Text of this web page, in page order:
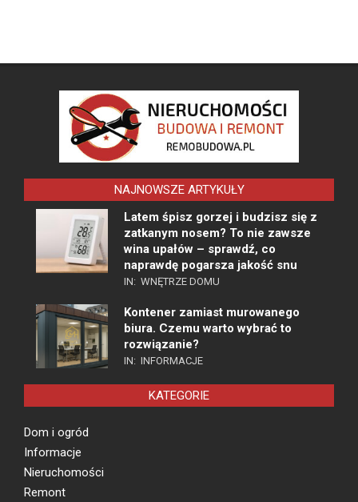
NAJNOWSZE ARTYKUŁY
Latem śpisz gorzej i budzisz się z
zatkanym nosem? To nie zawsze
wina upałów – sprawdź, co
naprawdę pogarsza jakość snu
IN: WNĘTRZE DOMU
Kontener zamiast murowanego
biura. Czemu warto wybrać to
rozwiązanie?
IN: INFORMACJE
KATEGORIE
Dom i ogród
Informacje
Nieruchomości
Remont